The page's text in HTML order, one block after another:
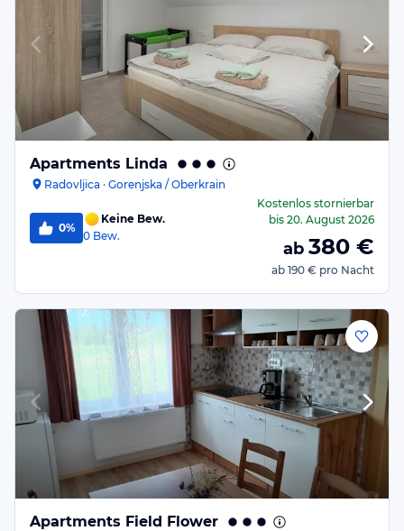
Apartments Linda
Radovljica · Gorenjska / Oberkrain
0%
Keine Bew.
0 Bew.
Kostenlos stornierbar
bis 20. August 2026
ab 380 €
ab 190 € pro Nacht
Apartments Field Flower